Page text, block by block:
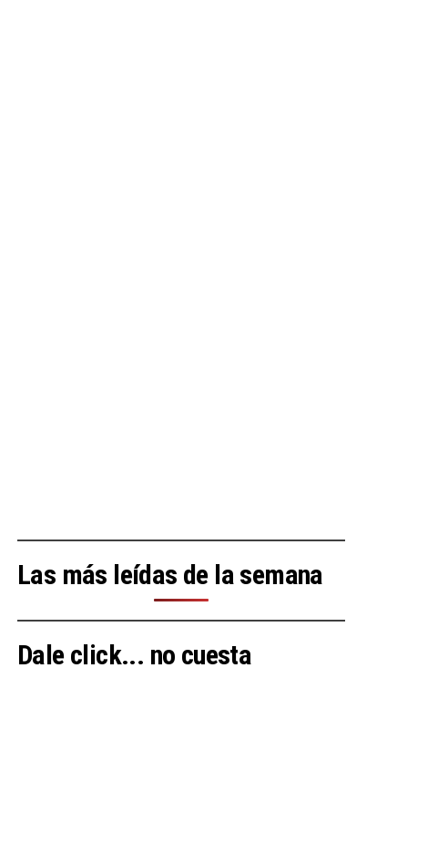
Las más leídas de la semana
Dale click... no cuesta